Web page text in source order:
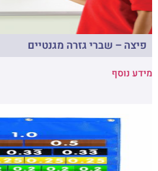
פיצה – שברי גזרה מגנטיים
מידע נוסף